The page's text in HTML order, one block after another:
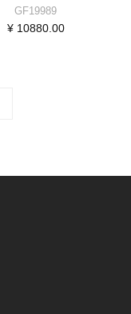
GF19989
¥ 10880.00